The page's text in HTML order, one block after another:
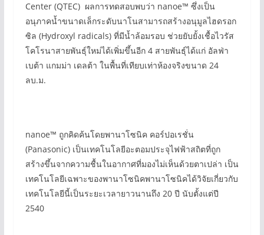
Center (QTEC) ผลการทดสอบพบว่า nanoe™ ซึ่งเป็น
อนุภาคน้ำขนาดเล็กระดับนาโนสามารถสร้างอนุมูลไฮดรอก
ซิล (Hydroxyl radicals) ที่มีน้ำล้อมรอบ ช่วยยับยั้งเชื้อไวรัส
โคโรนาสายพันธุ์ใหม่ได้เพิ่มขึ้นอีก 4 สายพันธุ์ได้แก่ อัลฟ่า
เบต้า แกมม่า เดลต้า ในพื้นที่เทียบเท่าห้องจริงขนาด 24
ลบ.ม.
nanoe™ ถูกคิดค้นโดยพานาโซนิค คอร์ปอเรชั่น
(Panasonic) เป็นเทคโนโลยีอะตอมประจุไฟฟ้าสถิตที่ถูก
สร้างขึ้นจากความชื้นในอากาศที่มองไม่เห็นด้วยตาเปล่า เป็น
เทคโนโลยีเฉพาะของพานาโซนิคพานาโซนิคได้วิจัยเกี่ยวกับ
เทคโนโลยีนี้เป็นระยะเวลายาวนานถึง 20 ปี นับตั้งแต่ปี
2540